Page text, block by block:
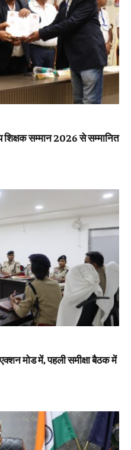
शिक्षक सम्मान 2026 से सम्मानित
मोड में, पहली समीक्षा बैठक में